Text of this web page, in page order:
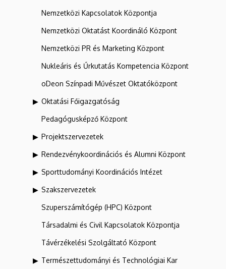
Nemzetközi Kapcsolatok Központja
Nemzetközi Oktatást Koordináló Központ
Nemzetközi PR és Marketing Központ
Nukleáris és Űrkutatás Kompetencia Központ
oDeon Színpadi Művészet Oktatóközpont
Oktatási Főigazgatóság
Pedagógusképző Központ
Projektszervezetek
Rendezvénykoordinációs és Alumni Központ
Sporttudományi Koordinációs Intézet
Szakszervezetek
Szuperszámítógép (HPC) Központ
Társadalmi és Civil Kapcsolatok Központja
Távérzékelési Szolgáltató Központ
Természettudományi és Technológiai Kar